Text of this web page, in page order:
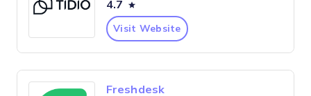
4.7
Visit Website
Freshdesk